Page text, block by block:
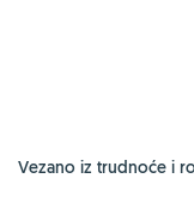
Vezano iz trudnoće i